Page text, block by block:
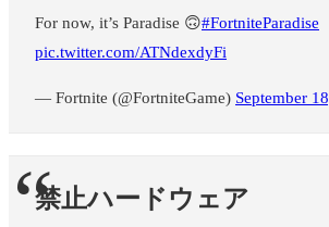
For now, it’s Paradise 🙃#FortniteParadise
pic.twitter.com/ATNdexdyFi
— Fortnite (@FortniteGame) September
禁止ハードウェア